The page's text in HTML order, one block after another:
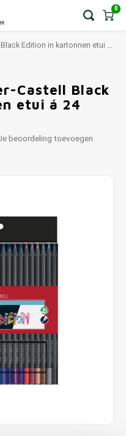
0
in kartonnen etui á 24 stuks
Castell Black
etui á 24
beoordeling toevoegen